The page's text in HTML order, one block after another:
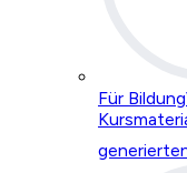
Für Bildung